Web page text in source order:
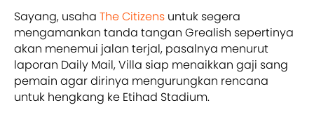
Sayang, usaha The Citizens untuk segera
mengamankan tanda tangan Grealish sepertinya
akan menemui jalan terjal, pasalnya menurut
laporan Daily Mail, Villa siap menaikkan gaji sang
pemain agar dirinya mengurungkan rencana
untuk hengkang ke Etihad Stadium.